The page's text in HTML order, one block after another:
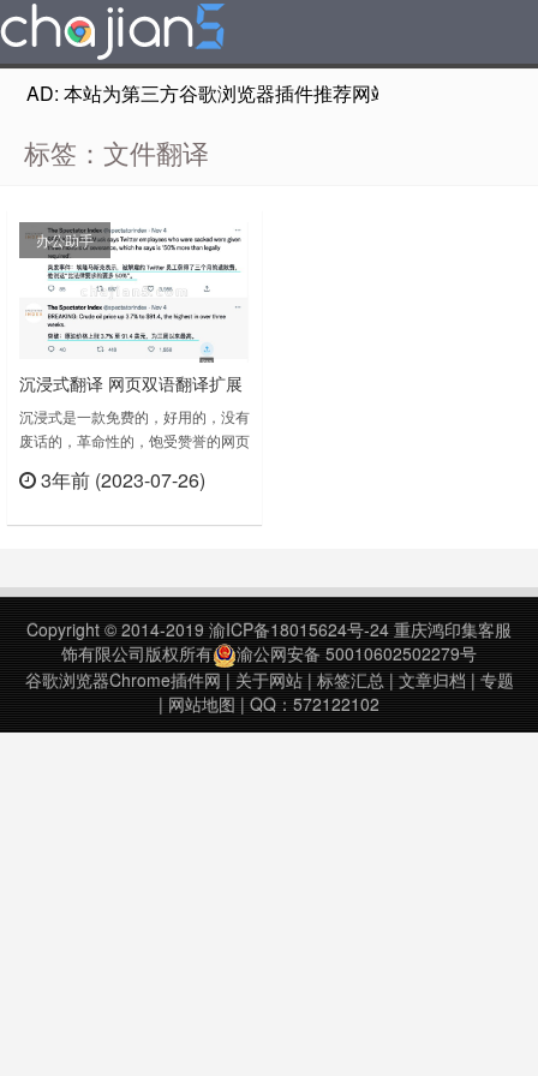
AD: 本站为第三方谷歌浏览器插件推荐网站，非Google
标签：文件翻译
办公助手
沉浸式翻译 网页双语翻译扩展
支持 Deepl/Google/有道/腾讯
翻译
沉浸式是一款免费的，好用的，没有
废话的，革命性的，饱受赞誉的网页
Deepl/Google/有道/腾讯翻译等多个
帮助你有效地打破信息差，在手机上
外文……
3年前 (2023-07-26)
Copyright © 2014-2019 渝ICP备18015624号-24 重庆鸿印集客服
饰有限公司版权所有
渝公网安备 50010602502279号
谷歌浏览器Chrome插件网 | 关于网站| 标签汇总| 文章归档 | 专题
| 网站地图 | QQ：572122102